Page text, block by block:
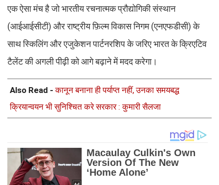
एक ऐसा मंच है जो भारतीय रचनात्मक प्रौद्योगिकी संस्थान
(आईआईसीटी) और राष्ट्रीय फ़िल्म विकास निगम (एनएफडीसी) के
साथ स्किलिंग और एजुकेशन पार्टनरशिप के जरिए भारत के क्रिएटिव
टैलेंट की अगली पीढ़ी को आगे बढ़ाने में मदद करेगा।
Also Read -कानून बनाना ही पर्याप्त नहीं, उनका समयबद्ध
क्रियान्वयन भी सुनिश्चित करे सरकार : कुमारी सैलजा